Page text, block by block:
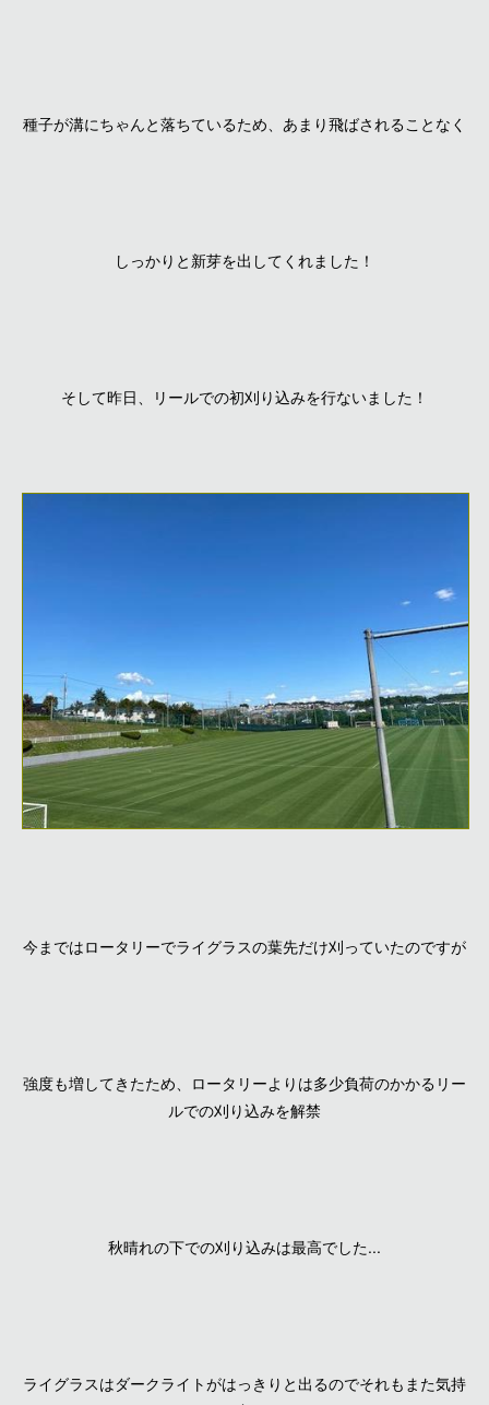
種子が溝にちゃんと落ちているため、あまり飛ばされることなく
しっかりと新芽を出してくれました！
そして昨日、リールでの初刈り込みを行ないました！
今まではロータリーでライグラスの葉先だけ刈っていたのですが
強度も増してきたため、ロータリーよりは多少負荷のかかるリー
ルでの刈り込みを解禁
秋晴れの下での刈り込みは最高でした...
ライグラスはダークライトがはっきりと出るのでそれもまた気持